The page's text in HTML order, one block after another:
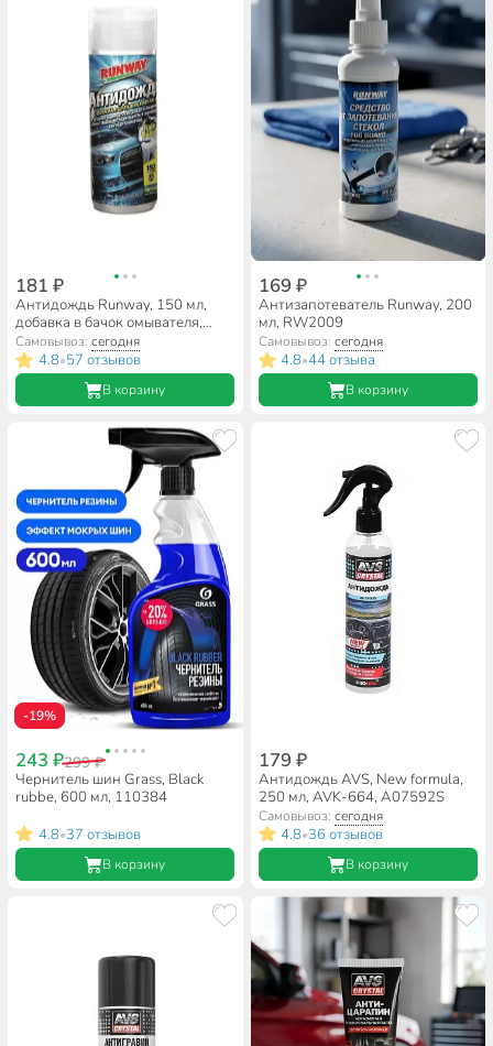
181 ₽
Антидождь Runway, 150 мл,
добавка в бачок омывателя,
RW1509
Самовывоз:сегодня
4.8•57 отзывов
В корзину
169 ₽
Антизапотеватель Runway, 200
мл, RW2009
Самовывоз: сегодня
4.8•44 отзыва
В корзину
-19%
243 ₽299 ₽
Чернитель шин Grass, Black
rubbe, 600 мл, 110384
4.8•37 отзывов
В корзину
179 ₽
Антидождь AVS, New formula,
250 мл, AVK-664, A07592S
Самовывоз: сегодня
4.8•36 отзывов
В корзину